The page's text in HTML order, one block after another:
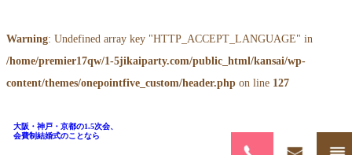
Warning: Undefined array key "HTTP_ACCEPT_LANGUAGE" in
/home/premier17qw/1-5jikaiparty.com/public_html/kansai/wp-
content/themes/onepointfive_custom/header.php on line 127
大阪・神戸・京都の1.5次会、
会費制結婚式のことなら